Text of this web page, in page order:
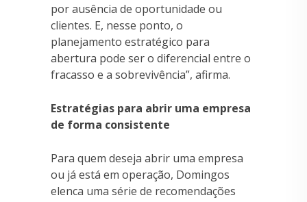
por ausência de oportunidade ou
clientes. E, nesse ponto, o
planejamento estratégico para
abertura pode ser o diferencial entre o
fracasso e a sobrevivência”, afirma.
Estratégias para abrir uma empresa
de forma consistente
Para quem deseja abrir uma empresa
ou já está em operação, Domingos
elenca uma série de recomendações